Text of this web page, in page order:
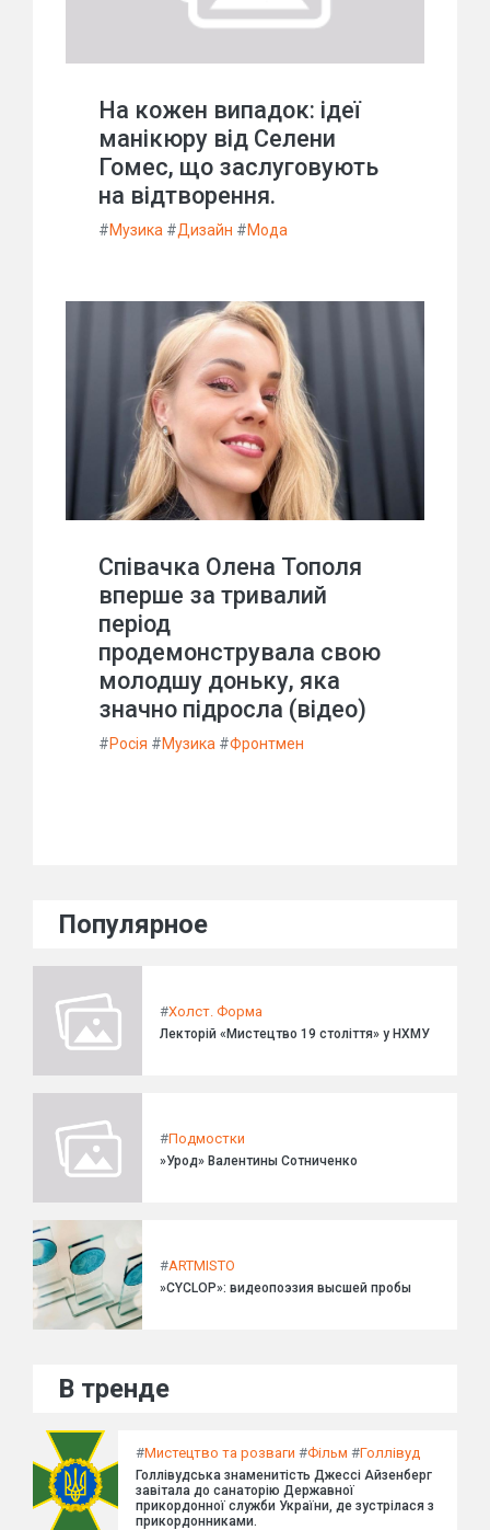
На кожен випадок: ідеї
манікюру від Селени
Гомес, що заслуговують
на відтворення.
#Музика #Дизайн #Мода
Співачка Олена Тополя
вперше за тривалий
період
продемонструвала свою
молодшу доньку, яка
значно підросла (відео)
#Росія #Музика #Фронтмен
Популярное
#Холст. Форма
Лекторій «Мистецтво 19 століття» у НХМУ
#Подмостки
»Урод» Валентины Сотниченко
#ARTMISTO
»CYCLOP»: видеопоэзия высшей пробы
В тренде
#Мистецтво та розваги #Фільм #Голлівуд
Голлівудська знаменитість Джессі Айзенберг
завітала до санаторію Державної
прикордонної служби України, де зустрілася з
прикордонниками.